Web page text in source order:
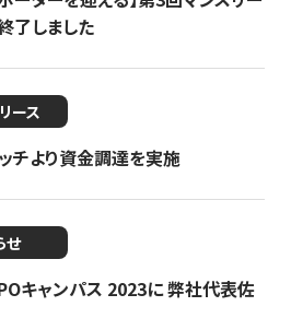
了しました
ース
チより資金調達を実施
せ
キャンパス 2023に 弊社代表佐